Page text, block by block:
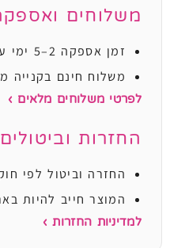
משלוחים
זמן אספקה 2–5 ימי עסקים
משלוח חינם בקנייה מעל
לפרטי משלוחים מלאים ›
החזרות וביטולים
החזרה וביטול לפי
המוצר חייב להיות
למדיניות החזרות ›